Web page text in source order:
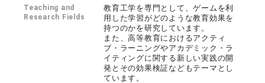
Teaching and
Research Fields
教育工学を専門として、ゲームを利
用した学習がどのような教育効果を
持つのかを研究しています。
また、高等教育におけるアクティ
ブ・ラーニングやアカデミック・ラ
イティングに関する新しい実践の開
発とその効果検証などもテーマとし
ています。